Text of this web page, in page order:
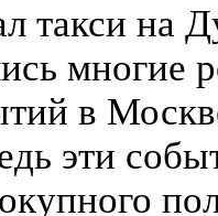
такси на
многие
в
эти